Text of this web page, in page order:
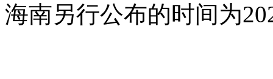
海南另行公布的时间为